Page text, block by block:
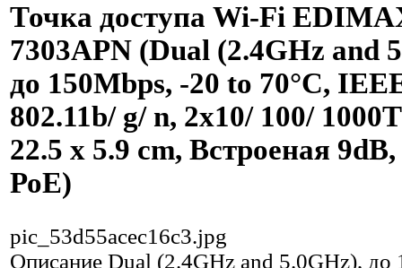
Точка доступа Wi-Fi
7303APN (Dual (2.4GHz and
до 150Mbps, -20 to 70°C,
802.11b/ g/ n, 2x10/ 100/
22.5 x 5.9 cm, Встроеная 9dB,
РоЕ)
pic_53d55acec16c3.jpg
Описание Dual (2.4GHz and 5.0GHz), до